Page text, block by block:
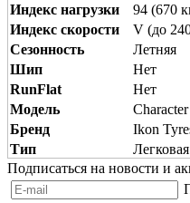
Индекс нагрузки
94 (670
Индекс скорости
V (до
Сезонность
Летняя
Шип
Нет
RunFlat
Нет
Модель
Бренд
Ikon
Тип
Легковая
Подписаться на новости и